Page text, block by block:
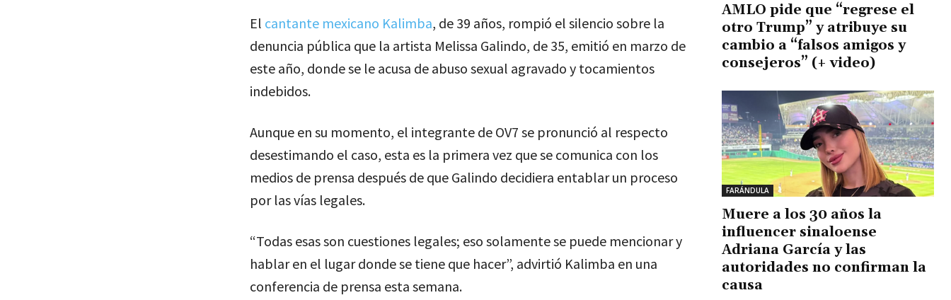
El cantante mexicano Kalimba, de 39 años, rompió el silencio sobre la
denuncia pública que la artista Melissa Galindo, de 35, emitió en marzo de
este año, donde se le acusa de abuso sexual agravado y tocamientos
indebidos.
Aunque en su momento, el integrante de OV7 se pronunció al respecto
desestimando el caso, esta es la primera vez que se comunica con los
medios de prensa después de que Galindo decidiera entablar un proceso
por las vías legales.
“Todas esas son cuestiones legales; eso solamente se puede mencionar y
hablar en el lugar donde se tiene que hacer”, advirtió Kalimba en una
conferencia de prensa esta semana.
AMLO pide que “regrese el
otro Trump” y atribuye su
cambio a “falsos amigos y
consejeros” (+ video)
FARÁNDULA
Muere a los 30 años la
influencer sinaloense
Adriana García y las
autoridades no confirman la
causa